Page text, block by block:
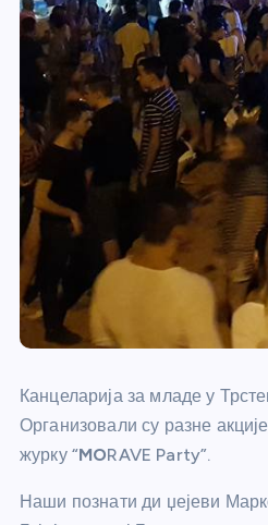
Канцеларија за младе у
Организовали су разне
журку “MORAVE Party”.
Наши познати ди џејеви